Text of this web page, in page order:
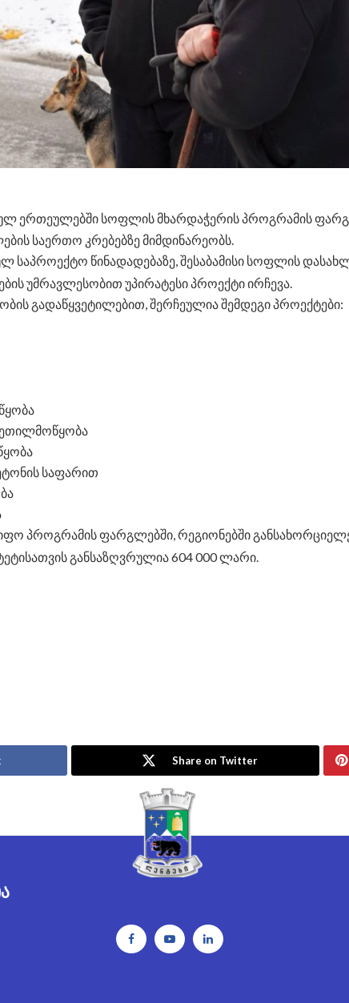
ერთეულებში სოფლის მხარდაჭერის პროგრამის
საერთო კრებებზე მიმდინარეობს.
წინადადებაზე, შესაბამისი სოფლის
უმრავლესობით უპირატესი პროექტი ირჩევა.
გადაწყვეტილებით, შერჩეულია შემდეგი პროექტები:
საფარით
პროგრამის ფარგლებში, რეგიონებში
განსაზღვრულია 604 000 ლარი.
Share on Twitter